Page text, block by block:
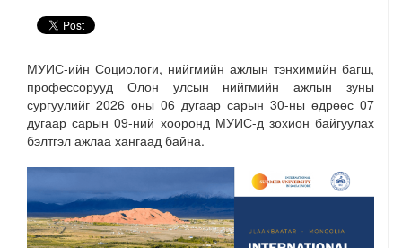
МУИС-ийн Социологи, нийгмийн ажлын тэнхимийн багш,
профессорууд Олон улсын нийгмийн ажлын зуны
сургуулийг 2026 оны 06 дугаар сарын 30-ны өдрөөс 07
дугаар сарын 09-ний хооронд МУИС-д зохион байгуулах
бэлтгэл ажлаа хангаад байна.